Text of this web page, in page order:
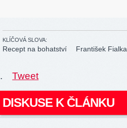
KLÍČOVÁ SLOVA:
Recept na bohatství František Fialka
. Tweet
DISKUSE K ČLÁNKU